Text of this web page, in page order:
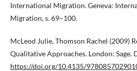
International Migration. Geneva:
Migration, s. 69–100.
McLeod Julie, Thomson Rachel (2009)
Qualitative Approaches. London: Sage.
https://doi.org/10.4135/